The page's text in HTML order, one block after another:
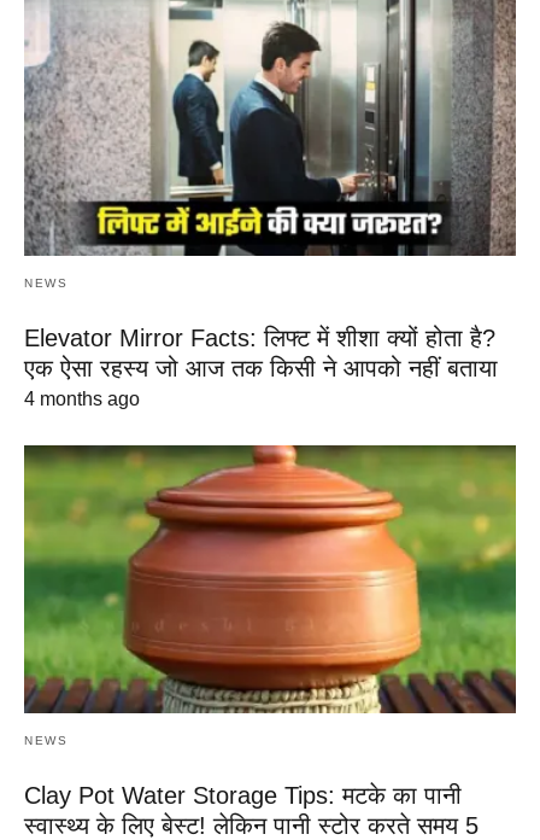
NEWS
Elevator Mirror Facts: लिफ्ट में शीशा क्यों होता है?
एक ऐसा रहस्य जो आज तक किसी ने आपको नहीं बताया
4 months ago
NEWS
Clay Pot Water Storage Tips: मटके का पानी
स्वास्थ्य के लिए बेस्ट! लेकिन पानी स्टोर करते समय 5